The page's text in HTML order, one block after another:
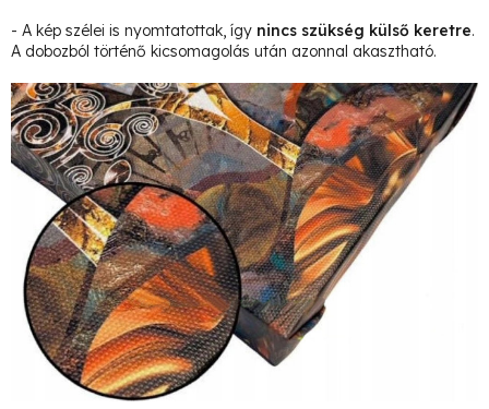
- A kép szélei is nyomtatottak, így nincs szükség külső keretre.
A dobozból történő kicsomagolás után azonnal akasztható.